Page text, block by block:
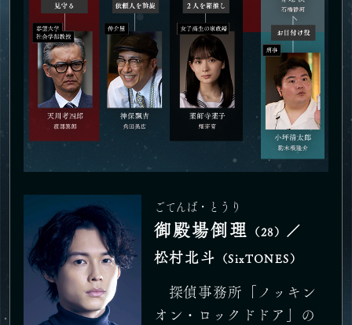
ごてんば・とうり
御殿場倒理 （28）
／
松村北斗
（SixTONES）
探偵事務所「ノッキン
オン・ロックドドア」の